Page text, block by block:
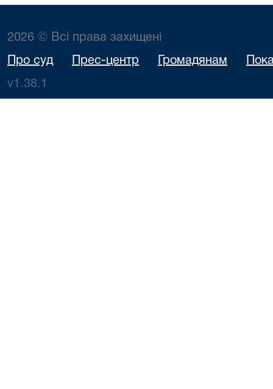
2026 © Всі права захищені
Про суд Прес-центр Громадянам
v1.38.1